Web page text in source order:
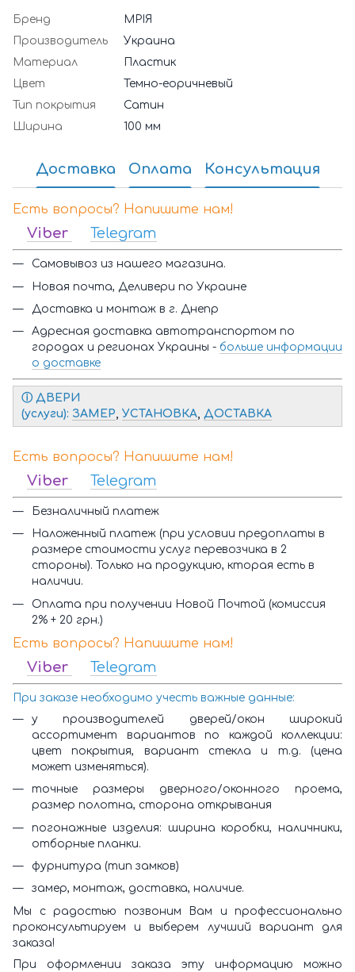
Бренд
МРІЯ
Производитель
Украина
Материал
Пластик
Цвет
Темно-еоричневый
Тип покрытия
Сатин
Ширина
100 мм
Доставка Оплата Консультация
Есть вопросы? Напишите нам!
Viber Telegram
Самовывоз из нашего магазина.
Новая почта, Деливери по Украине
Доставка и монтаж в г. Днепр
Адресная доставка автотранспортом по
городах и регионах Украины - больше информации
о доставке
ⓘ Д ВЕРИ
(услуги): ЗАМЕР УСТАНОВКА ДОСТАВКА
Есть вопросы? Напишите нам!
Viber Telegram
Безналичный платеж
Наложенный платеж (при условии предоплаты в
размере стоимости услуг перевозчика в 2
стороны). Только на продукцию, кторая есть в
наличии.
Оплата при получении Новой Почтой (комиссия
2% + 20 грн.)
Есть вопросы? Напишите нам!
Viber Telegram
При заказе необходимо учесть важные данные:
у производителей дверей/окон широкий
ассортимент вариантов по каждой коллекции:
цвет покрытия, вариант стекла и т.д. (цена
может изменяться).
точные размеры дверного/оконного проема,
размер полотна, сторона открывания
погонажные изделия: ширина коробки, наличники,
отборные планки.
фурнитура (тип замков)
замер, монтаж, доставка, наличие.
Мы с радостью позвоним Вам и профессионально
проконсультируем и выберем лучший вариант для
заказа!
При оформлении заказа эту информацию можно